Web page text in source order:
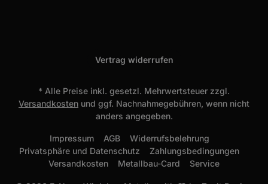
Vertrag widerrufen
* Alle Preise inkl. gesetzl. Mehrwertsteuer zzgl.
Versandkosten und ggf. Nachnahmegebühren, wenn nicht
anders angegeben.
Impressum AGB
Widerrufsbelehrung
Privatsphäre und Datenschutz
Zahlungsbedingungen
Versandkosten
Metallbau-Card Service